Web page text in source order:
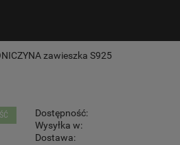
zawieszka S925
Dostępność:
Wysyłka w:
Dostawa: